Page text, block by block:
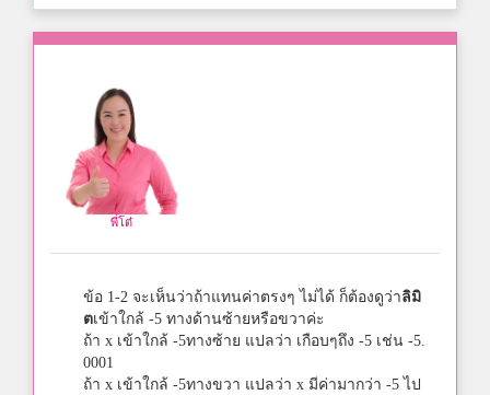
พี่โต๋
ข้อ 1-2 จะเห็นว่าถ้าแทนค่าตรงๆ ไม่ได้ ก็ต้องดูว่าลิมิ
ตเข้าใกล้ -5 ทางด้านซ้ายหรือขวาค่ะ
ถ้า x เข้าใกล้ -5ทางซ้าย แปลว่า เกือบๆถึง -5 เช่น -5.
0001
ถ้า x เข้าใกล้ -5ทางขวา แปลว่า x มีค่ามากว่า -5 ไป